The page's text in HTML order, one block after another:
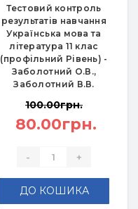
Тестовий контроль
результатів навчання
Українська мова та
література 11 клас
(профільний Рівень) -
Заболотний О.В.,
Заболотний В.В.
100.00грн.
80.00грн.
- +
ДО КОШИКА